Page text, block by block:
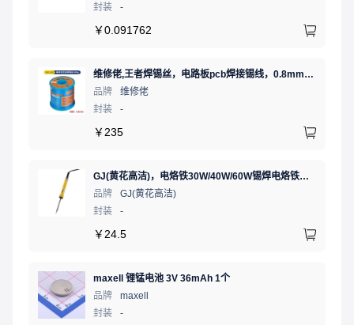
封装
-
￥0.091762
维修佬,王者焊锡丝，电路板pcb焊接锡线，0.8mm800g,1个
品牌
维修佬
封装
-
￥ 235
GJ(黄花高洁)，电烙铁30W/40W/60W锡焊电烙铁焊接工具电焊笔手机电子维修（内热35W），NO.435(35W)
品牌
GJ(黄花高洁)
封装
-
￥ 24.5
maxell 锂锰电池 3V 36mAh 1个
品牌
maxell
封装
-